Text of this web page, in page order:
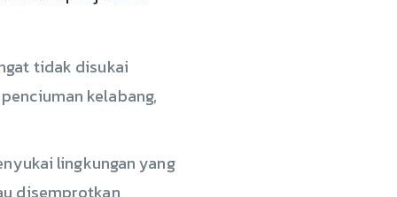
tidak disukai
kelabang,
lingkungan yang
disemprotkan